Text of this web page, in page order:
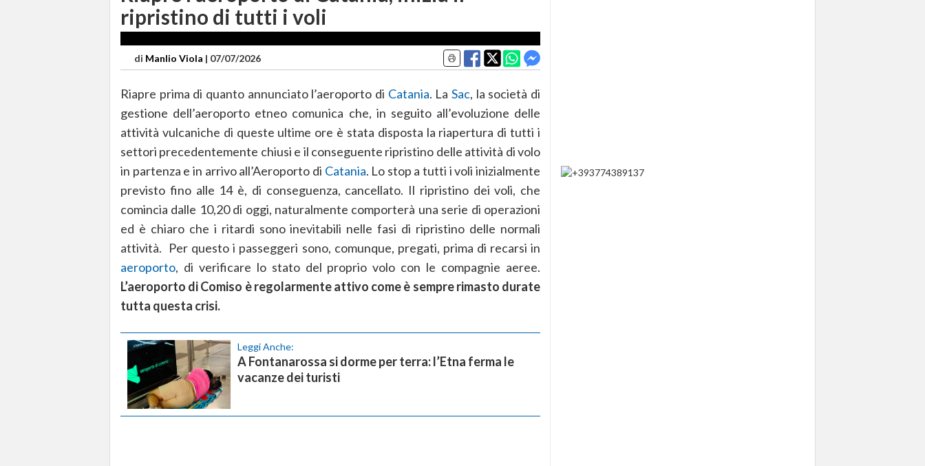
ripristino di tutti i voli
di Manlio Viola | 07/07/2026
Riapre prima di quanto annunciato l’aeroporto di Catania. LaSac, la società di
gestione dell’aeroporto etneo comunica che, in seguito all’evoluzione delle
attività vulcaniche di queste ultime ore è stata disposta la riapertura di tutti i
settori precedentemente chiusi e il conseguente ripristino delle attività di volo
in partenza e in arrivo all’Aeroporto di Catania. Lo stop a tutti i voli inizialmente
previsto fino alle 14 è, di conseguenza, cancellato. Il ripristino dei voli, che
comincia dalle 10,20 di oggi, naturalmente comporterà una serie di operazioni
ed è chiaro che i ritardi sono inevitabili nelle fasi di ripristino delle normali
attività. Per questo i passeggeri sono, comunque, pregati, prima di recarsi in
aeroporto, di verificare lo stato del proprio volo con le compagnie aeree.
L’aeroporto di Comiso è regolarmente attivo come è sempre rimasto durate
tutta questa crisi.
Leggi Anche:
A Fontanarossa si dorme per terra: l’Etna ferma le
vacanze dei turisti